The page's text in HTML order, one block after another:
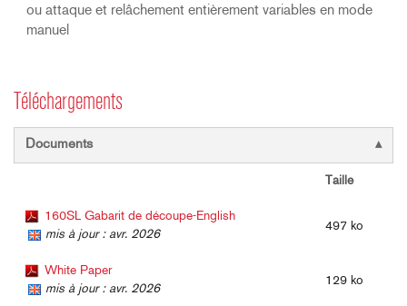
ou attaque et relâchement entièrement variables en mode
manuel
Téléchargements
Documents
Taille
160SL Gabarit de découpe-English
mis à jour : avr. 2026
497 ko
White Paper
mis à jour : avr. 2026
129 ko